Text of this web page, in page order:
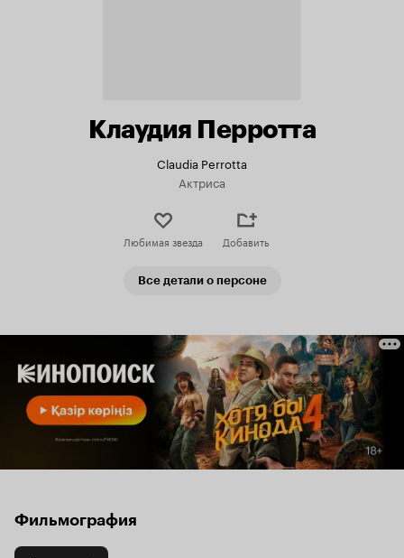
Клаудия Перротта
Claudia Perrotta
Актриса
Любимая звезда Добавить
Все детали о персоне
Фильмография